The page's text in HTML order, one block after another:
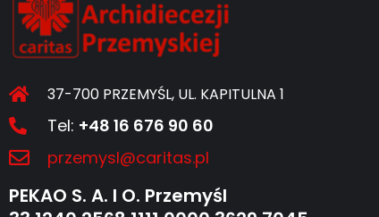
37-700 PRZEMYŚL, UL. KAPITULNA 1
Tel: +48 16 676 90 60
przemysl@caritas.pl
PEKAO S. A. I O. Przemyśl